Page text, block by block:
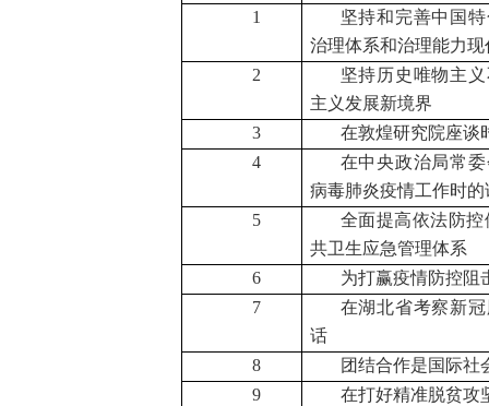
1
坚持和完善中国
治理体系和治理能力现
2
坚持历史唯物主
主义发展新境界
3
在敦煌研究院座谈
4
在中央政治局常
病毒肺炎疫情工作时的
5
全面提高依法防
共卫生应急管理体系
6
为打赢疫情防控阻
7
在湖北省考察新
话
8
团结合作是国际社
9
在打好精准脱贫攻